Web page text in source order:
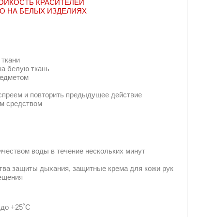
КРАСИТЕЛЕЙ
НА БЕЛЫХ ИЗДЕЛИЯХ
белую ткань
и повторить предыдущее действие
средством
воды в течение нескольких минут
защиты дыхания, защитные крема для кожи рук
+25˚С